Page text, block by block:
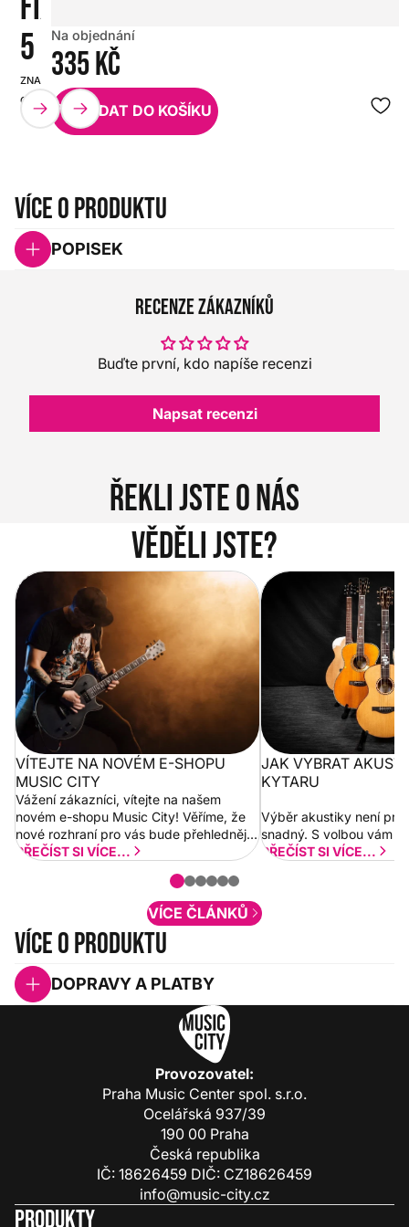
5
ZNAČKA:
GRAVITYHX0000000097028
Na objednání
335 Kč
PŘIDAT DO KOŠÍKU
Více o produktu
POPISEK
Recenze zákazníků
Buďte první, kdo napíše recenzi
Napsat recenzi
Řekli jste o nás
Věděli jste?
Vítejte na novém e-shopu Music
City
VÍTEJTE NA NOVÉM E-SHOPU
MUSIC CITY
Vážení zákazníci, vítejte na našem
novém e-shopu Music City! Věříme, že
nové rozhraní pro vás bude přehlednější
a rychlejší. Postupně budeme přidávat
PŘEČÍST SI VÍCE...
Jak vybrat
JAK VYBRAT
KYTARU
Výběr akustiky není pro
snadný. S volbou vám
PŘEČÍST SI VÍCE...
VÍCE ČLÁNKŮ
Více o produktu
DOPRAVY A PLATBY
Provozovatel:
Praha Music Center spol. s.r.o.
Ocelářská 937/39
190 00 Praha
Česká republika
IČ: 18626459 DIČ: CZ18626459
info@music-city.cz
Produkty